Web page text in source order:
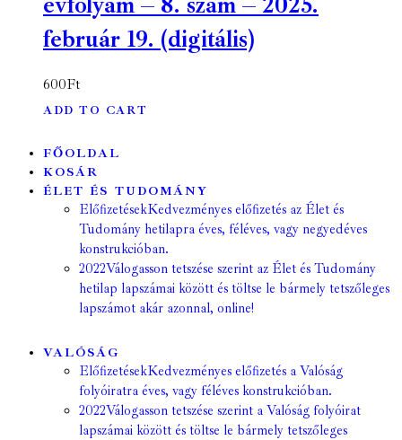
február 19. (digitális)
600Ft
ADD TO CART
FŐOLDAL
KOSÁR
ÉLET ÉS TUDOMÁNY
ElőfizetésekKedvezményes előfizetés az Élet és
Tudomány hetilapra éves, féléves, vagy negyedéves
konstrukcióban.
2022Válogasson tetszése szerint az Élet és Tudomány
hetilap lapszámai között és töltse le bármely tetszőleges
lapszámot akár azonnal, online!
VALÓSÁG
ElőfizetésekKedvezményes előfizetés a Valóság
folyóiratra éves, vagy féléves konstrukcióban.
2022Válogasson tetszése szerint a Valóság folyóirat
lapszámai között és töltse le bármely tetszőleges